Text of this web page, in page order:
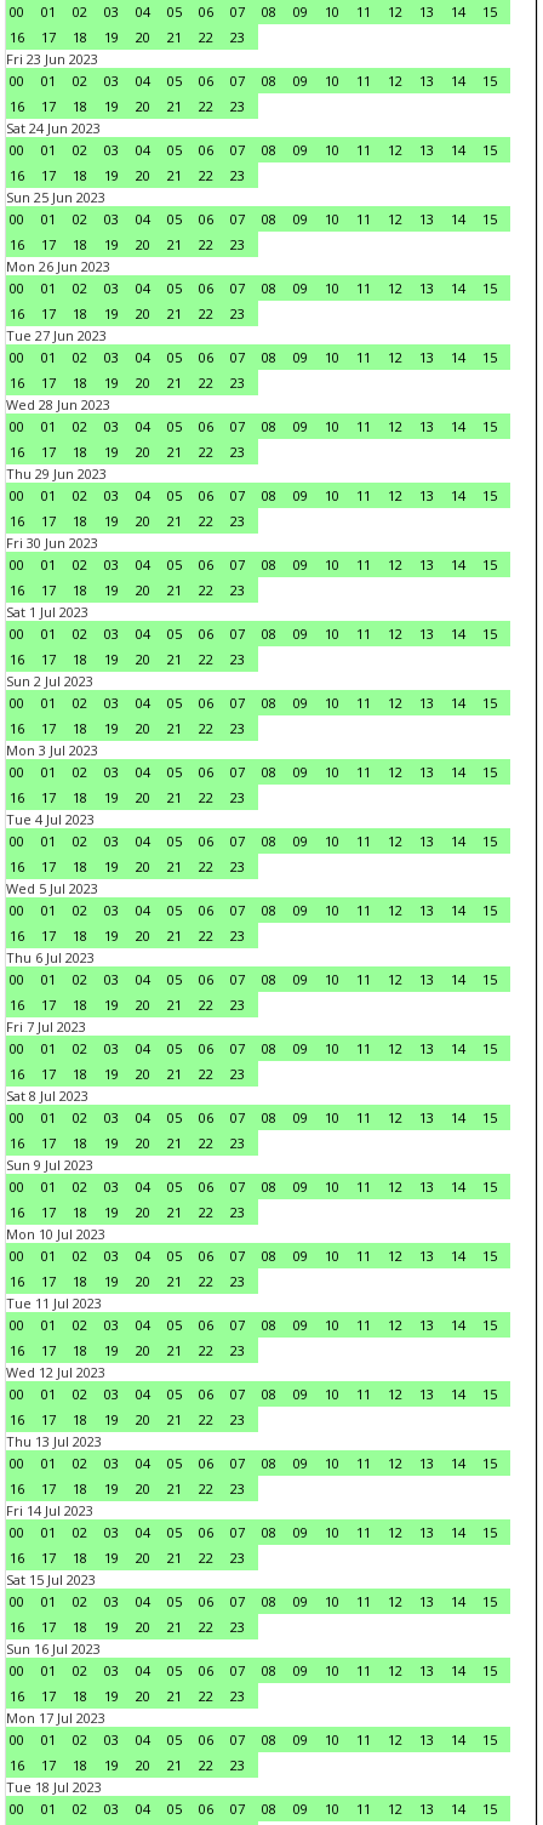
00
01 02 03 04 05 06 07 08 09 10 11 12 13 14
15
16
17 18 19 20 21 22
23
Fri 23 Jun 2023
00
01 02 03 04 05 06 07 08 09 10 11 12 13 14
15
16
17 18 19 20 21 22
23
Sat 24 Jun 2023
00
01 02 03 04 05 06 07 08 09 10 11 12 13 14
15
16
17 18 19 20 21 22
23
Sun 25 Jun 2023
00
01 02 03 04 05 06 07 08 09 10 11 12 13 14
15
16
17 18 19 20 21 22
23
Mon 26 Jun 2023
00
01 02 03 04 05 06 07 08 09 10 11 12 13 14
15
16
17 18 19 20 21 22
23
Tue 27 Jun 2023
00
01 02 03 04 05 06 07 08 09 10 11 12 13 14
15
16
17 18 19 20 21 22
23
Wed 28 Jun 2023
00
01 02 03 04 05 06 07 08 09 10 11 12 13 14
15
16
17 18 19 20 21 22
23
Thu 29 Jun 2023
00
01 02 03 04 05 06 07 08 09 10 11 12 13 14
15
16
17 18 19 20 21 22
23
Fri 30 Jun 2023
00
01 02 03 04 05 06 07 08 09 10 11 12 13 14
15
16
17 18 19 20 21 22
23
Sat 1 Jul 2023
00
01 02 03 04 05 06 07 08 09 10 11 12 13 14
15
16
17 18 19 20 21 22
23
Sun 2 Jul 2023
00
01 02 03 04 05 06 07 08 09 10 11 12 13 14
15
16
17 18 19 20 21 22
23
Mon 3 Jul 2023
00
01 02 03 04 05 06 07 08 09 10 11 12 13 14
15
16
17 18 19 20 21 22
23
Tue 4 Jul 2023
00
01 02 03 04 05 06 07 08 09 10 11 12 13 14
15
16
17 18 19 20 21 22
23
Wed 5 Jul 2023
00
01 02 03 04 05 06 07 08 09 10 11 12 13 14
15
16
17 18 19 20 21 22
23
Thu 6 Jul 2023
00
01 02 03 04 05 06 07 08 09 10 11 12 13 14
15
16
17 18 19 20 21 22
23
Fri 7 Jul 2023
00
01 02 03 04 05 06 07 08 09 10 11 12 13 14
15
16
17 18 19 20 21 22
23
Sat 8 Jul 2023
00
01 02 03 04 05 06 07 08 09 10 11 12 13 14
15
16
17 18 19 20 21 22
23
Sun 9 Jul 2023
00
01 02 03 04 05 06 07 08 09 10 11 12 13 14
15
16
17 18 19 20 21 22
23
Mon 10 Jul 2023
00
01 02 03 04 05 06 07 08 09 10 11 12 13 14
15
16
17 18 19 20 21 22
23
Tue 11 Jul 2023
00
01 02 03 04 05 06 07 08 09 10 11 12 13 14
15
16
17 18 19 20 21 22
23
Wed 12 Jul 2023
00
01 02 03 04 05 06 07 08 09 10 11 12 13 14
15
16
17 18 19 20 21 22
23
Thu 13 Jul 2023
00
01 02 03 04 05 06 07 08 09 10 11 12 13 14
15
16
17 18 19 20 21 22
23
Fri 14 Jul 2023
00
01 02 03 04 05 06 07 08 09 10 11 12 13 14
15
16
17 18 19 20 21 22
23
Sat 15 Jul 2023
00
01 02 03 04 05 06 07 08 09 10 11 12 13 14
15
16
17 18 19 20 21 22
23
Sun 16 Jul 2023
00
01 02 03 04 05 06 07 08 09 10 11 12 13 14
15
16
17 18 19 20 21 22
23
Mon 17 Jul 2023
00
01 02 03 04 05 06 07 08 09 10 11 12 13 14
15
16
17 18 19 20 21 22
23
Tue 18 Jul 2023
00
01 02 03 04 05 06 07 08 09 10 11 12 13 14 15